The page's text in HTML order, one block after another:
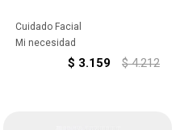
Cuidado Facial
Mi necesidad
$ 3.159 $ 4.212